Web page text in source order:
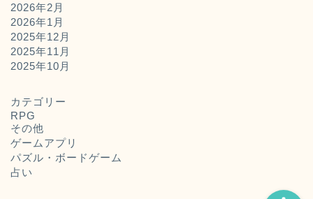
2026年2月
2026年1月
2025年12月
2025年11月
2025年10月
カテゴリー
RPG
その他
ゲームアプリ
パズル・ボードゲーム
占い